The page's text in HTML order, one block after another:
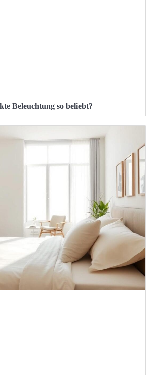
Beleuchtung so beliebt?